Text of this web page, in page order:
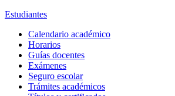
Estudiantes
Calendario académico
Horarios
Guías docentes
Exámenes
Seguro escolar
Trámites académicos